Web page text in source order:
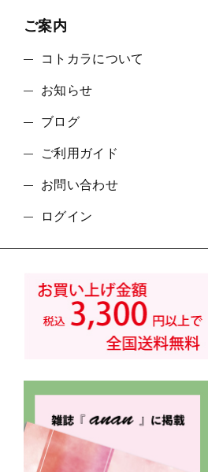
ご案内
コトカラについて
お知らせ
ブログ
ご利用ガイド
お問い合わせ
ログイン